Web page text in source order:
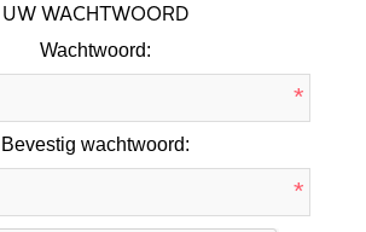
UW WACHTWOORD
Wachtwoord:
*
Bevestig wachtwoord:
*